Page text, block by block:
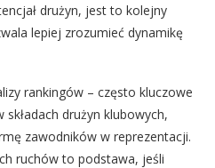
drużyn, jest to kolejny
lepiej zrozumieć dynamikę
rankingów – często kluczowe
drużyn klubowych,
zawodników w reprezentacji.
ruchów to podstawa, jeśli